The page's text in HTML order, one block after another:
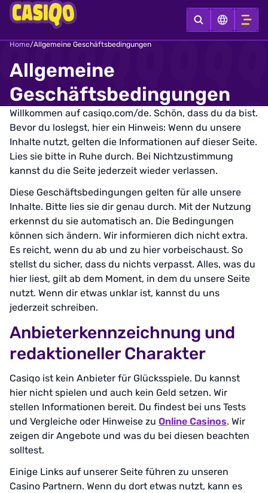
Home/Allgemeine Geschäftsbedingungen
Allgemeine
Geschäftsbedingungen
Willkommen auf casiqo.com/de. Schön, dass du da bist.
Bevor du loslegst, hier ein Hinweis: Wenn du unsere
Inhalte nutzt, gelten die Informationen auf dieser Seite.
Lies sie bitte in Ruhe durch. Bei Nichtzustimmung
kannst du die Seite jederzeit wieder verlassen.
Diese Geschäftsbedingungen gelten für alle unsere
Inhalte. Bitte lies sie dir genau durch. Mit der Nutzung
erkennst du sie automatisch an. Die Bedingungen
können sich ändern. Wir informieren dich nicht extra.
Es reicht, wenn du ab und zu hier vorbeischaust. So
stellst du sicher, dass du nichts verpasst. Alles, was du
hier liest, gilt ab dem Moment, in dem du unsere Seite
nutzt. Wenn dir etwas unklar ist, kannst du uns
jederzeit schreiben.
Anbieterkennzeichnung und
redaktioneller Charakter
Casiqo ist kein Anbieter für Glücksspiele. Du kannst
hier nicht spielen und auch kein Geld setzen. Wir
stellen Informationen bereit. Du findest bei uns Tests
und Vergleiche oder Hinweise zu Online Casinos. Wir
zeigen dir Angebote und was du bei diesen beachten
solltest.
Einige Links auf unserer Seite führen zu unseren
Casino Partnern. Wenn du dort etwas nutzt, kann es